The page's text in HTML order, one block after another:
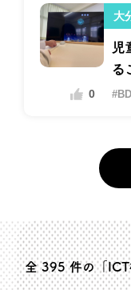
大
0
児
る
全395件の「ICT